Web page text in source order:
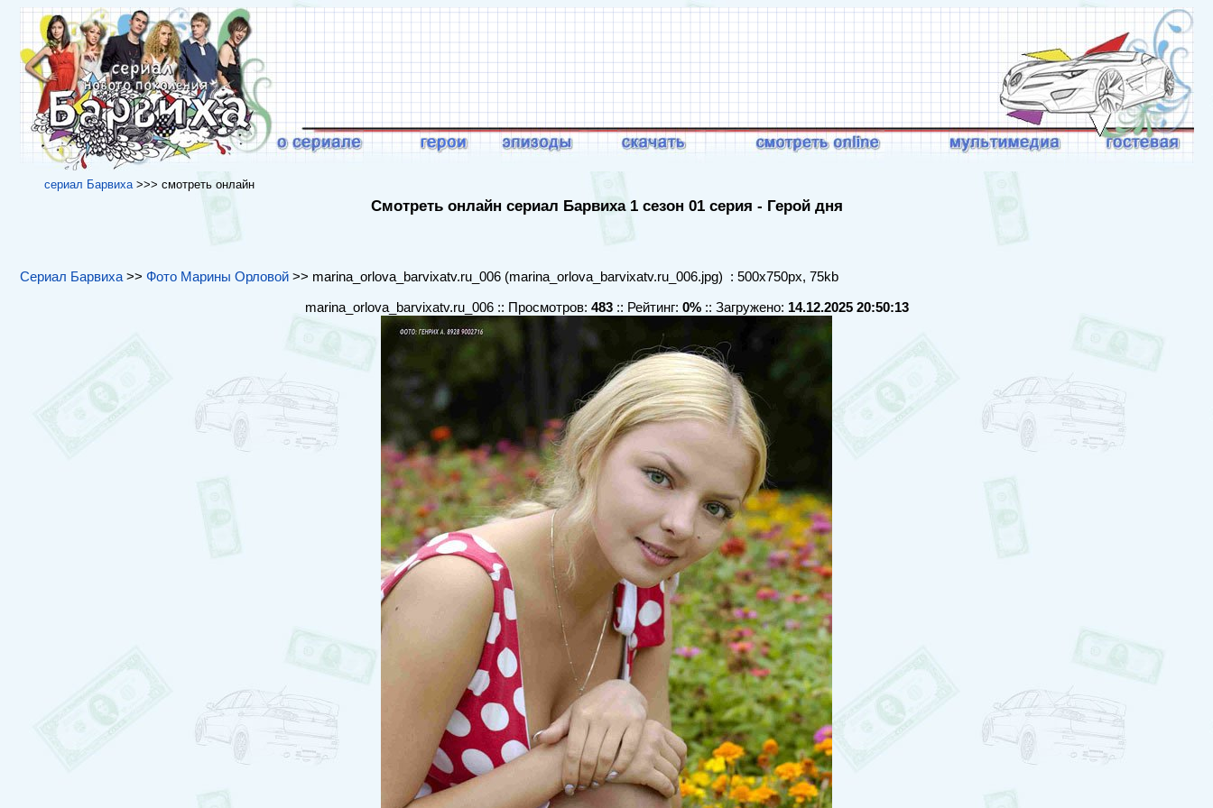
cериал Барвиха>>> cмотреть онлайн
Смотреть онлайн сериал Барвиха 1 сезон 01 серия - Герой дня
Сериал Барвиха>> Фото Марины Орловой>> marina_orlova_barvixatv.ru_006 (marina_orlova_barvixatv.ru_006.jpg) : 500x750px, 75kb
marina_orlova_barvixatv.ru_006 :: Просмотров: 483:: Рейтинг: 0%:: Загружено: 14.12.2025 20:50:13